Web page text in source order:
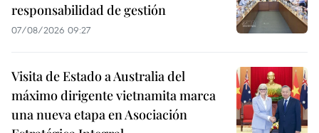
responsabilidad de gestión
07/08/2026 09:27
Visita de Estado a Australia del
máximo dirigente vietnamita marca
una nueva etapa en Asociación